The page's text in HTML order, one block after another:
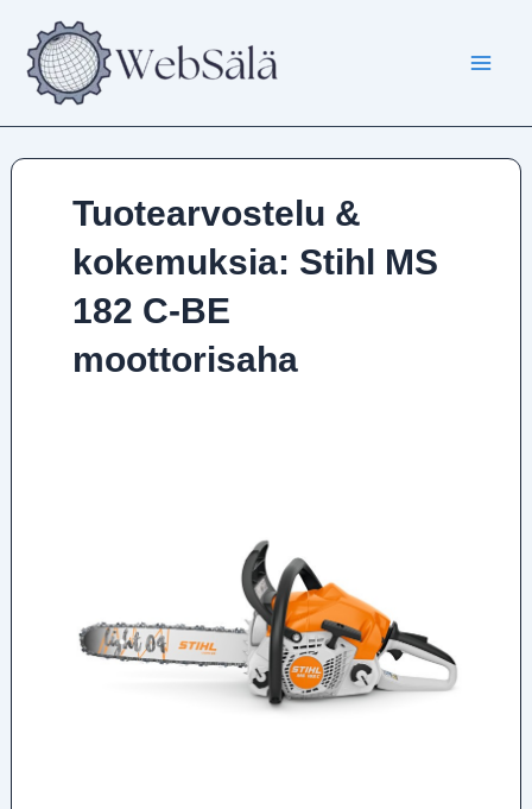
sisältöön
Tuotearvostelu &
kokemuksia: Stihl MS
182 C-BE
moottorisaha